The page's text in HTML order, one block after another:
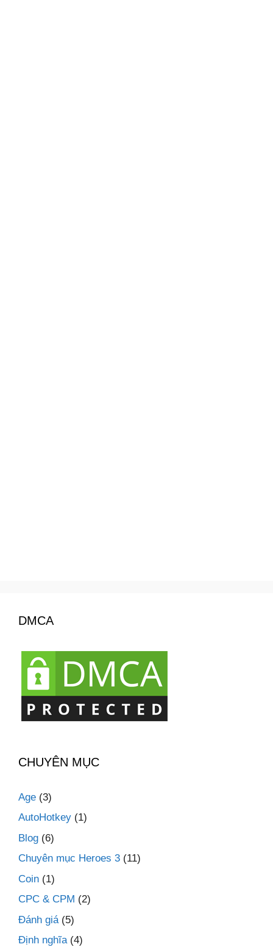
DMCA
CHUYÊN MỤC
Age (3)
AutoHotkey (1)
Blog (6)
Chuyên mục Heroes 3 (11)
Coin (1)
CPC & CPM (2)
Đánh giá(5)
Định nghĩa(4)